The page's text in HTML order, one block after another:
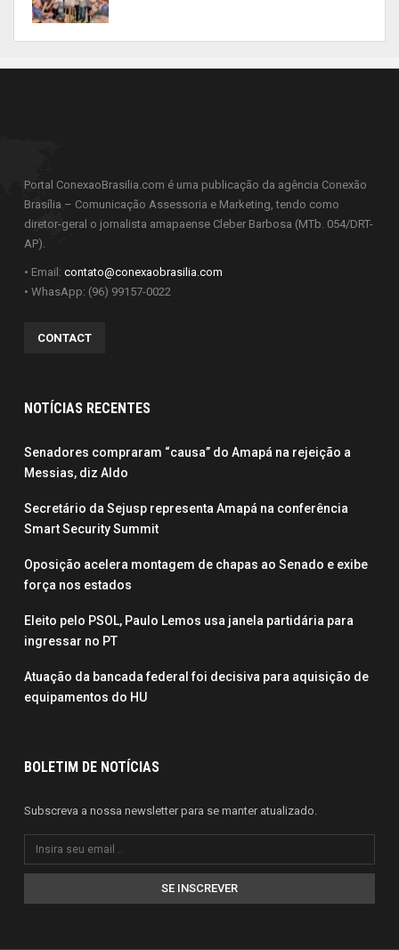
Portal ConexaoBrasilia.com é uma publicação da agência Conexão
Brasília – Comunicação Assessoria e Marketing, tendo como
diretor-geral o jornalista amapaense Cleber Barbosa (MTb. 054/DRT-
AP).
• Email: contato@conexaobrasilia.com
• WhasApp: (96) 99157-0022
CONTACT
NOTÍCIAS RECENTES
Senadores compraram “causa” do Amapá na rejeição a
Messias, diz Aldo
Secretário da Sejusp representa Amapá na conferência
Smart Security Summit
Oposição acelera montagem de chapas ao Senado e exibe
força nos estados
Eleito pelo PSOL, Paulo Lemos usa janela partidária para
ingressar no PT
Atuação da bancada federal foi decisiva para aquisição de
equipamentos do HU
BOLETIM DE NOTÍCIAS
Subscreva a nossa newsletter para se manter atualizado.
SE INSCREVER